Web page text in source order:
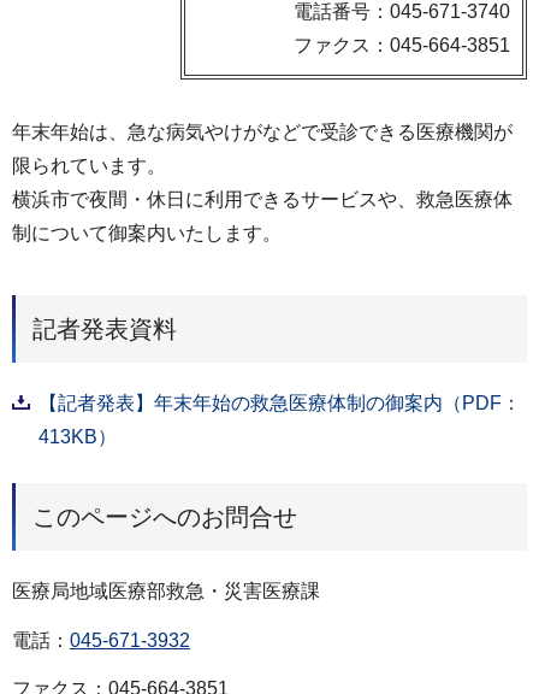
電話番号：045-671-3740
ファクス：045-664-3851
年末年始は、急な病気やけがなどで受診できる医療機関が
限られています。
横浜市で夜間・休日に利用できるサービスや、救急医療体
制について御案内いたします。
記者発表資料
【記者発表】年末年始の救急医療体制の御案内（PDF：
413KB）
このページへのお問合せ
医療局地域医療部救急・災害医療課
電話： 045-671-3932
ファクス：045-664-3851